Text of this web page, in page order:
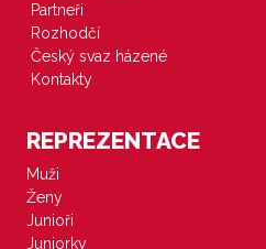
Partneři
Rozhodčí
Český svaz házené
Kontakty
REPREZENTACE
Muži
Ženy
Junioři
Juniorky